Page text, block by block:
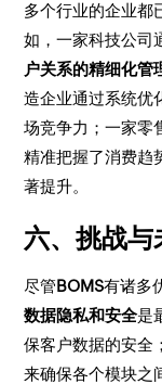
多个行业的企业都
如，一家科技公司
户关系的精细化管
造企业通过系统优
场竞争力；一家零
精准把握了消费趋
著提升。
六、挑战与
尽管BOMS有诸多
数据隐私和安全是
保客户数据的安全；
来确保各个模块之